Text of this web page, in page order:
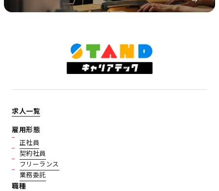
求人一覧
雇用形態
正社員
契約社員
フリーランス
業務委託
職種